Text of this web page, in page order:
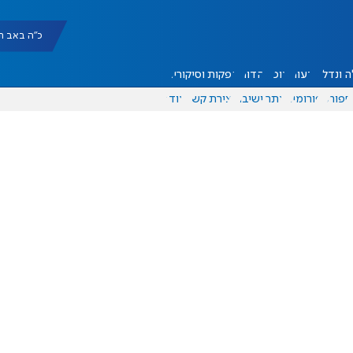
כ"ה באב תשפ"ו |
ונדל"ן דעות אוכל יהדות הפקות וסיקורים
ספורט פורומים אתר ישיבה יצירת קשר עוד